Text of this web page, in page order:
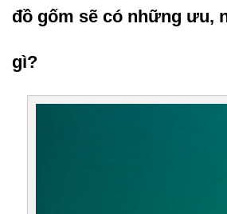
đồ gốm sẽ có những ưu,
gì?